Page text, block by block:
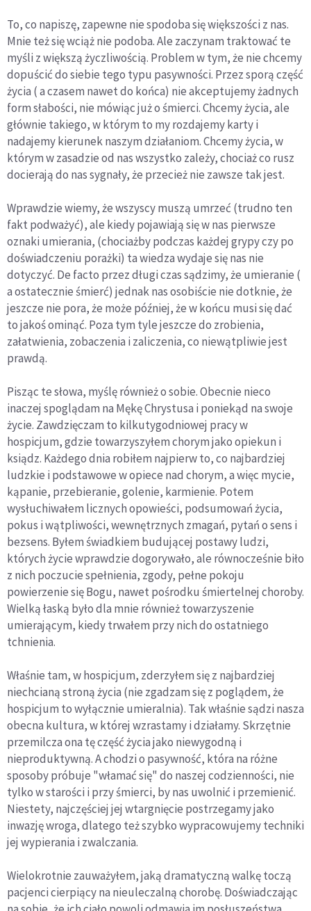
To, co napiszę, zapewne nie spodoba się większości z nas.
Mnie też się wciąż nie podoba. Ale zaczynam traktować te
myśli z większą życzliwością. Problem w tym, że nie chcemy
dopuścić do siebie tego typu pasywności. Przez sporą część
życia ( a czasem nawet do końca) nie akceptujemy żadnych
form słabości, nie mówiąc już o śmierci. Chcemy życia, ale
głównie takiego, w którym to my rozdajemy karty i
nadajemy kierunek naszym działaniom. Chcemy życia, w
którym w zasadzie od nas wszystko zależy, chociaż co rusz
docierają do nas sygnały, że przecież nie zawsze tak jest.
Wprawdzie wiemy, że wszyscy muszą umrzeć (trudno ten
fakt podważyć), ale kiedy pojawiają się w nas pierwsze
oznaki umierania, (chociażby podczas każdej grypy czy po
doświadczeniu porażki) ta wiedza wydaje się nas nie
dotyczyć. De facto przez długi czas sądzimy, że umieranie (
a ostatecznie śmierć) jednak nas osobiście nie dotknie, że
jeszcze nie pora, że może później, że w końcu musi się dać
to jakoś ominąć. Poza tym tyle jeszcze do zrobienia,
załatwienia, zobaczenia i zaliczenia, co niewątpliwie jest
prawdą.
Pisząc te słowa, myślę również o sobie. Obecnie nieco
inaczej spoglądam na Mękę Chrystusa i poniekąd na swoje
życie. Zawdzięczam to kilkutygodniowej pracy w
hospicjum, gdzie towarzyszyłem chorym jako opiekun i
ksiądz. Każdego dnia robiłem najpierw to, co najbardziej
ludzkie i podstawowe w opiece nad chorym, a więc mycie,
kąpanie, przebieranie, golenie, karmienie. Potem
wysłuchiwałem licznych opowieści, podsumowań życia,
pokus i wątpliwości, wewnętrznych zmagań, pytań o sens i
bezsens. Byłem świadkiem budującej postawy ludzi,
których życie wprawdzie dogorywało, ale równocześnie biło
z nich poczucie spełnienia, zgody, pełne pokoju
powierzenie się Bogu, nawet pośrodku śmiertelnej choroby.
Wielką łaską było dla mnie również towarzyszenie
umierającym, kiedy trwałem przy nich do ostatniego
tchnienia.
Właśnie tam, w hospicjum, zderzyłem się z najbardziej
niechcianą stroną życia (nie zgadzam się z poglądem, że
hospicjum to wyłącznie umieralnia). Tak właśnie sądzi nasza
obecna kultura, w której wzrastamy i działamy. Skrzętnie
przemilcza ona tę część życia jako niewygodną i
nieproduktywną. A chodzi o pasywność, która na różne
sposoby próbuje "włamać się" do naszej codzienności, nie
tylko w starości i przy śmierci, by nas uwolnić i przemienić.
Niestety, najczęściej jej wtargnięcie postrzegamy jako
inwazję wroga, dlatego też szybko wypracowujemy techniki
jej wypierania i zwalczania.
Wielokrotnie zauważyłem, jaką dramatyczną walkę toczą
pacjenci cierpiący na nieuleczalną chorobę. Doświadczając